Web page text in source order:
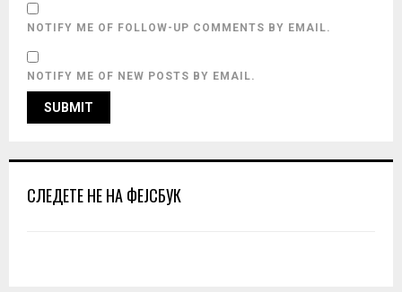
NOTIFY ME OF FOLLOW-UP COMMENTS BY EMAIL.
NOTIFY ME OF NEW POSTS BY EMAIL.
СЛЕДЕТЕ НЕ НА ФЕЈСБУК